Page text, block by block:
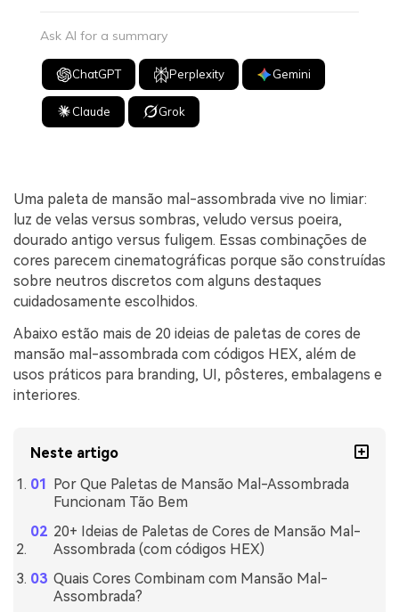
Ask AI for a summary
ChatGPT Perplexity Gemini
Claude Grok
Uma paleta de mansão mal-assombrada vive no limiar:
luz de velas versus sombras, veludo versus poeira,
dourado antigo versus fuligem. Essas combinações de
cores parecem cinematográficas porque são construídas
sobre neutros discretos com alguns destaques
cuidadosamente escolhidos.
Abaixo estão mais de 20 ideias de paletas de cores de
mansão mal-assombrada com códigos HEX, além de
usos práticos para branding, UI, pôsteres, embalagens e
interiores.
Neste artigo
Por Que Paletas de Mansão Mal-Assombrada
Funcionam Tão Bem
20+ Ideias de Paletas de Cores de Mansão Mal-
Assombrada (com códigos HEX)
Quais Cores Combinam com Mansão Mal-
Assombrada?